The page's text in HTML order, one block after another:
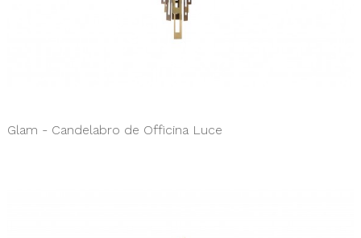
Glam - Candelabro de Officina Luce